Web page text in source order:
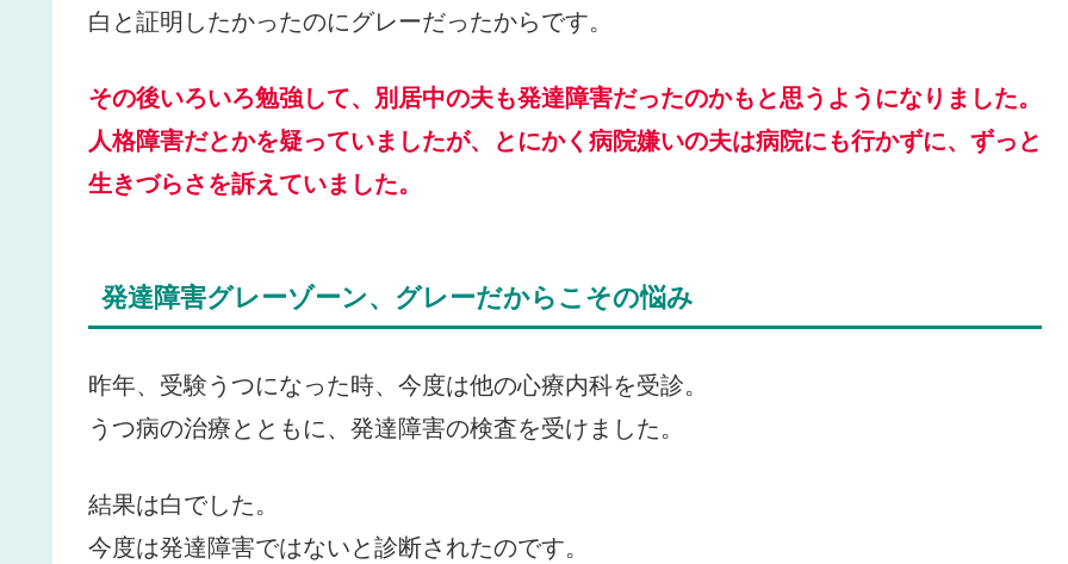
白と証明したかったのにグレーだったからです。
その後いろいろ勉強して、別居中の夫も発達障害だったのかもと思うようになりました。
人格障害だとかを疑っていましたが、とにかく病院嫌いの夫は病院にも行かずに、ずっと
生きづらさを訴えていました。
発達障害グレーゾーン、グレーだからこその悩み
昨年、受験うつになった時、今度は他の心療内科を受診。
うつ病の治療とともに、発達障害の検査を受けました。
結果は白でした。
今度は発達障害ではないと診断されたのです。